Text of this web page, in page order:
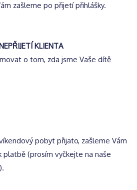
zašleme po přijetí přihlášky.
KLIENTA
o tom, zda jsme Vaše dítě
pobyt přijato, zašleme Vám
platbě (prosím vyčkejte na naše